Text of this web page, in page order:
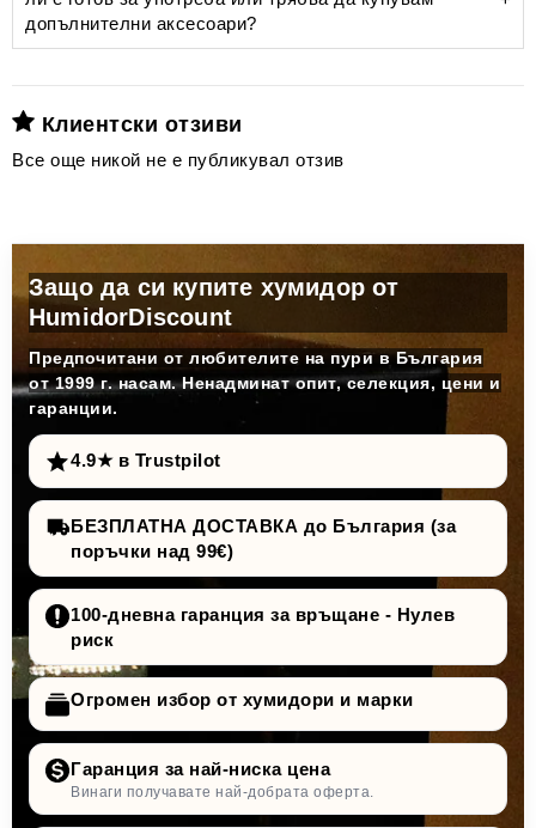
Честота на отваряне:
Сезон и среда:
Нашата препоръка:
Тегло на овлажнителя:
невидим за
овлажнителя
дестилирана вода
предотвратява
варовиковите натрупвания
adorini предлага Humifit
висококачествена овлажняваща течност
срещу бактерии и вируси
оптимално хигиенична
среда
допълнителни аксесоари?
100 мл бутилка с разтвор за овлажнители Humifit
Поставете пури:
Клиентски отзиви
Все още никой не е публикувал отзив
Защо да си купите хумидор от
HumidorDiscount
Предпочитани от любителите на пури в България
от 1999 г. насам. Ненадминат опит, селекция, цени и
гаранции.
4.9★ в Trustpilot
БЕЗПЛАТНА ДОСТАВКА до България (за
поръчки над 99€)
100-дневна гаранция за връщане - Нулев
риск
Огромен избор от хумидори и марки
Гаранция за най-ниска цена
Винаги получавате най-добрата оферта.